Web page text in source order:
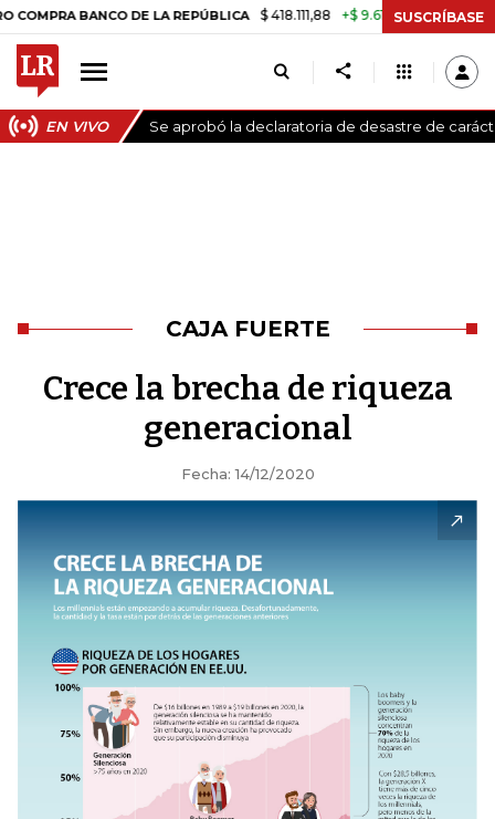
BANCO DE LA REPÚBLICA $ 418.111,88 +$ 9.612,91 +2,35% TASA
SUSCRÍBASE
EN VIVO Se aprobó la declaratoria de desastre de
CAJA FUERTE
Crece la brecha de riqueza
generacional
Fecha: 14/12/2020